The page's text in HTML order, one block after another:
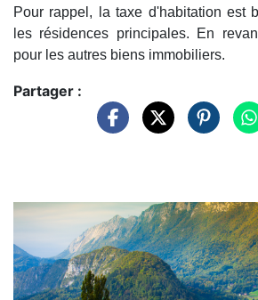
Pour rappel, la taxe d'habitation est
les résidences principales. En
pour les autres biens immobiliers.
Partager :